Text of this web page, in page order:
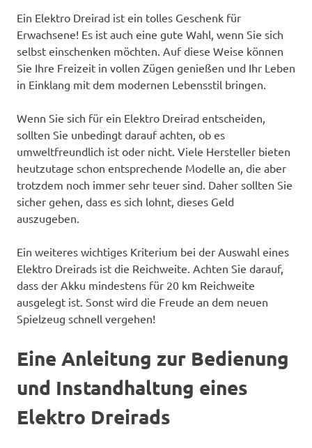
Ein Elektro Dreirad ist ein tolles Geschenk für
Erwachsene! Es ist auch eine gute Wahl, wenn Sie sich
selbst einschenken möchten. Auf diese Weise können
Sie Ihre Freizeit in vollen Zügen genießen und Ihr Leben
in Einklang mit dem modernen Lebensstil bringen.
Wenn Sie sich für ein Elektro Dreirad entscheiden,
sollten Sie unbedingt darauf achten, ob es
umweltfreundlich ist oder nicht. Viele Hersteller bieten
heutzutage schon entsprechende Modelle an, die aber
trotzdem noch immer sehr teuer sind. Daher sollten Sie
sicher gehen, dass es sich lohnt, dieses Geld
auszugeben.
Ein weiteres wichtiges Kriterium bei der Auswahl eines
Elektro Dreirads ist die Reichweite. Achten Sie darauf,
dass der Akku mindestens für 20 km Reichweite
ausgelegt ist. Sonst wird die Freude an dem neuen
Spielzeug schnell vergehen!
Eine Anleitung zur Bedienung
und Instandhaltung eines
Elektro Dreirads